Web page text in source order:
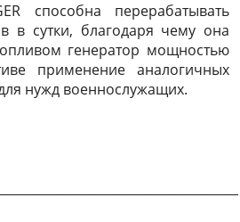
способна перерабатывать
в сутки, благодаря чему она
генератор мощностью
применение аналогичных
нужд военнослужащих.